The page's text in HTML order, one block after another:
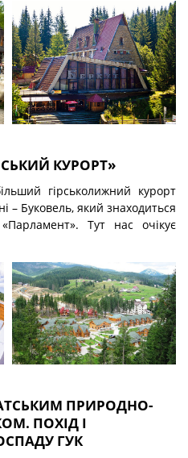
КУРОРТ»
гірськолижний курорт
– Буковель, який знаходиться
Тут нас очікує
ПРИРОДНО-
ПОХІД І
ГУК